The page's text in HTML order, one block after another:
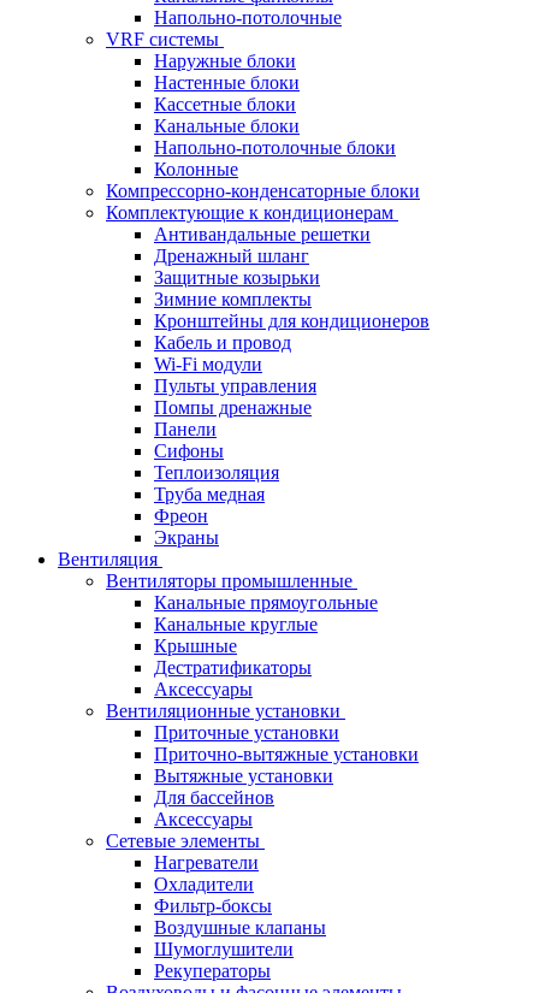
Напольно-потолочные
VRF системы
Наружные блоки
Настенные блоки
Кассетные блоки
Канальные блоки
Напольно-потолочные блоки
Колонные
Компрессорно-конденсаторные блоки
Комплектующие к кондиционерам
Антивандальные решетки
Дренажный шланг
Защитные козырьки
Зимние комплекты
Кронштейны для кондиционеров
Кабель и провод
Wi-Fi модули
Пульты управления
Помпы дренажные
Панели
Сифоны
Теплоизоляция
Труба медная
Фреон
Экраны
Вентиляция
Вентиляторы промышленные
Канальные прямоугольные
Канальные круглые
Крышные
Дестратификаторы
Аксессуары
Вентиляционные установки
Приточные установки
Приточно-вытяжные установки
Вытяжные установки
Для бассейнов
Аксессуары
Сетевые элементы
Нагреватели
Охладители
Фильтр-боксы
Воздушные клапаны
Шумоглушители
Рекуператоры